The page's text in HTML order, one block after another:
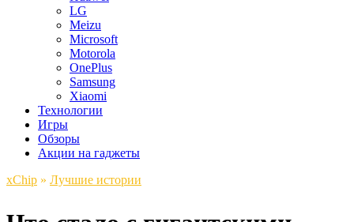
LG
Meizu
Microsoft
Motorola
OnePlus
Samsung
Xiaomi
Технологии
Игры
Обзоры
Акции на гаджеты
xСhip » Лучшие истории